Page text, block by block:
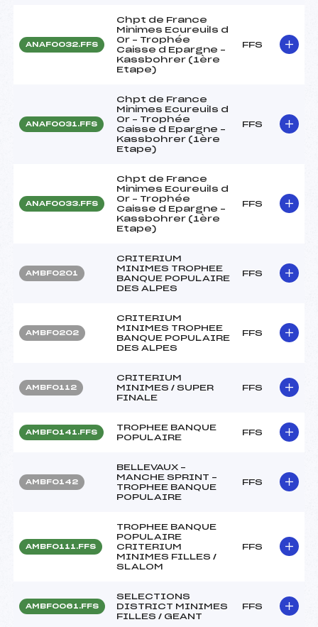
ANAF0032.FFS
Chpt de France
Minimes Ecureuils d
Or – Trophée
Caisse d Epargne –
Kassbohrer (1ère
Etape)
FFS
ANAF0031.FFS
Chpt de France
Minimes Ecureuils d
Or – Trophée
Caisse d Epargne –
Kassbohrer (1ère
Etape)
FFS
ANAF0033.FFS
Chpt de France
Minimes Ecureuils d
Or – Trophée
Caisse d Epargne –
Kassbohrer (1ère
Etape)
FFS
AMBF0201
CRITERIUM
MINIMES TROPHEE
BANQUE POPULAIRE
DES ALPES
FFS
AMBF0202
CRITERIUM
MINIMES TROPHEE
BANQUE POPULAIRE
DES ALPES
FFS
AMBF0112
CRITERIUM
MINIMES / SUPER
FINALE
FFS
AMBF0141.FFS
TROPHEE BANQUE
POPULAIRE
FFS
AMBF0142
BELLEVAUX –
MANCHE SPRINT –
TROPHEE BANQUE
POPULAIRE
FFS
AMBF0111.FFS
TROPHEE BANQUE
POPULAIRE
CRITERIUM
MINIMES FILLES /
SLALOM
FFS
AMBF0061.FFS
SELECTIONS
DISTRICT MINIMES
FILLES / GEANT
FFS